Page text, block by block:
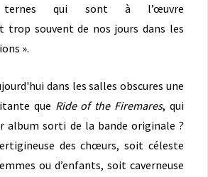
ternes qui sont à l’œuvre
trop souvent de nos jours dans les
».
dans les salles obscures une
que Ride of the Firemares, qui
album sorti de la bande originale ?
des chœurs, soit céleste
ou d’enfants, soit caverneuse